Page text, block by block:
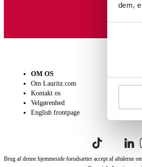
dem,
OM OS
Om Lauritz.com
Kontakt os
Velgørenhed
English frontpage
Få en
Brug af denne hjemmeside forudsætter accept af aftalerne